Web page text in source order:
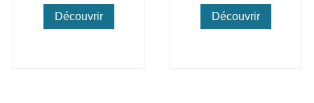
Découvrir Découvrir